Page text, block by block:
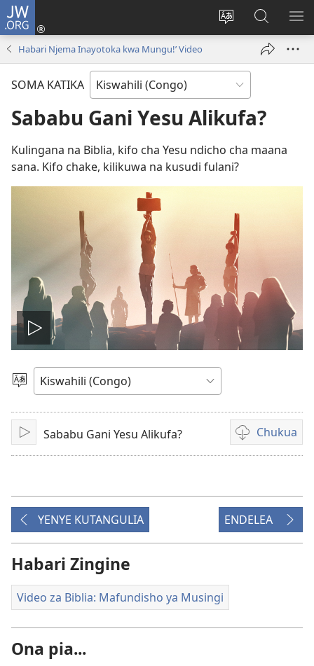
JW.ORG
Badili
adresi
Ingia
(opens
Tafuta
ku
JW.ORG
Habari Njema Inayotoka kwa Mungu!’ Video
SOMA KATIKA
Sababu Gani Yesu Alikufa?
Kulingana na Biblia, kifo cha Yesu ndicho cha maana
sana. Kifo chake, kilikuwa na kusudi fulani?
Soma
video
Chagua
Luga
FunguaSababu Gani Yesu Alikufa? Chukua
Njia
mbalimbali
video
YENYE KUTANGULIA ENDELEA
Habari Zingine
Video za Biblia: Mafundisho ya Musingi
Ona pia...